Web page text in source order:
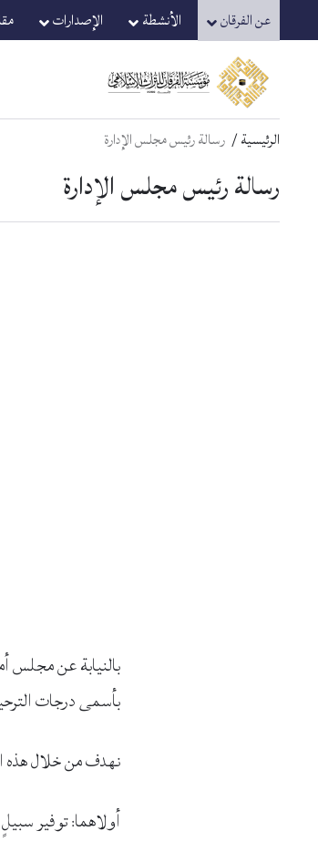
to
content
to
navigation
عن الفرقان الأنشطة الإصدارات
الرئيسية رسالة رئيس مجلس الإدارة
رسالة رئيس مجلس الإدارة
بالنيابة عن مجلس
بأسمى درجات
نهدف من خلال هذه
أولاهما: توفير